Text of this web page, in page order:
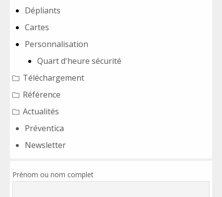
Dépliants
Cartes
Personnalisation
Quart d'heure sécurité
Téléchargement
Référence
Actualités
Préventica
Newsletter
Prénom ou nom complet